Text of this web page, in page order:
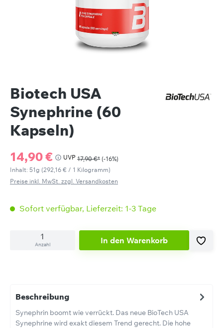
Biotech USA
Synephrine (60
Kapseln)
Verkaufspreis:
14,90 € UVP 17,90 €* (-16%)
Inhalt: 51g (292,16 € / 1 Kilogramm)
Preise inkl. MwSt. zzgl. Versandkosten
Sofort verfügbar, Lieferzeit: 1-3 Tage
Anzahl In den Warenkorb
Beschreibung
Synephrin boomt wie verrückt. Das neue BioTech USA
Synephrine wird exakt diesem Trend gerecht. Die hohe